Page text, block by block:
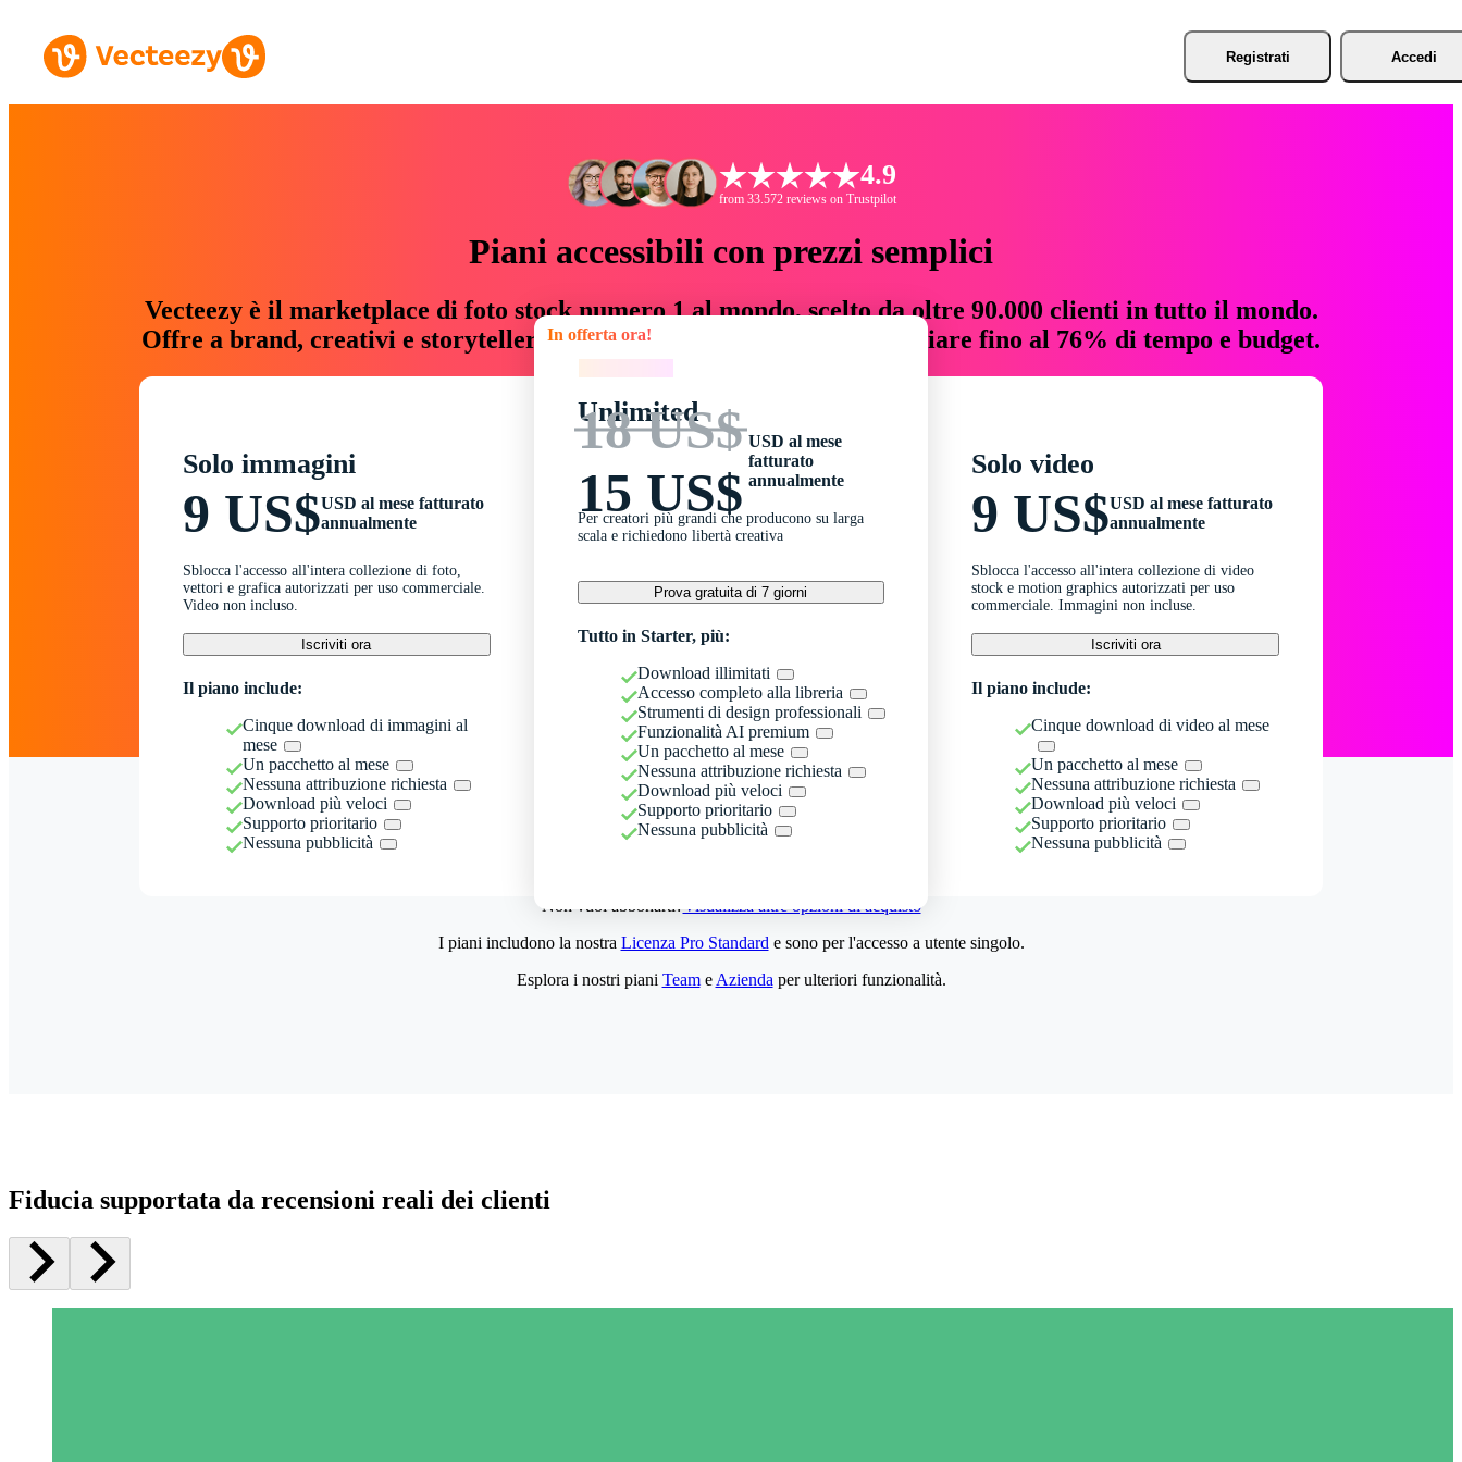
Registrati Accedi
4.9
from 33.572 reviews on Trustpilot
Piani accessibili con prezzi semplici
Vecteezy è il marketplace di foto stock numero 1 al mondo, scelto da oltre 90.000 clienti in tutto il mondo.
Offre a brand, creativi e storyteller risorse creative che fanno risparmiare fino al 76% di tempo e budget.
Solo immagini
9 US$USD al mese fatturato
annualmente
Sblocca l'accesso all'intera collezione di foto,
vettori e grafica autorizzati per uso commerciale.
Video non incluso.
Iscriviti ora
Il piano include:
Cinque download di immagini al
mese
Un pacchetto al mese
Nessuna attribuzione richiesta
Download più veloci
Supporto prioritario
Nessuna pubblicità
In offerta ora!
Unlimited
18 US$
15 US$
USD al mese
fatturato
annualmente
Per creatori più grandi che producono su larga
scala e richiedono libertà creativa
Prova gratuita di 7 giorni
Tutto in Starter, più:
Download illimitati
Accesso completo alla libreria
Strumenti di design professionali
Funzionalità AI premium
Un pacchetto al mese
Nessuna attribuzione richiesta
Download più veloci
Supporto prioritario
Nessuna pubblicità
Solo video
9 US$USD al mese fatturato
annualmente
Sblocca l'accesso all'intera collezione di video
stock e motion graphics autorizzati per uso
commerciale. Immagini non incluse.
Iscriviti ora
Il piano include:
Cinque download di video al mese
Un pacchetto al mese
Nessuna attribuzione richiesta
Download più veloci
Supporto prioritario
Nessuna pubblicità
Non vuoi abbonarti?Visualizza altre opzioni di acquisto
I piani includono la nostra Licenza Pro Standard e sono per l'accesso a utente singolo.
Esplora i nostri piani Teame Azienda per ulteriori funzionalità.
Fiducia supportata da recensioni reali dei clienti